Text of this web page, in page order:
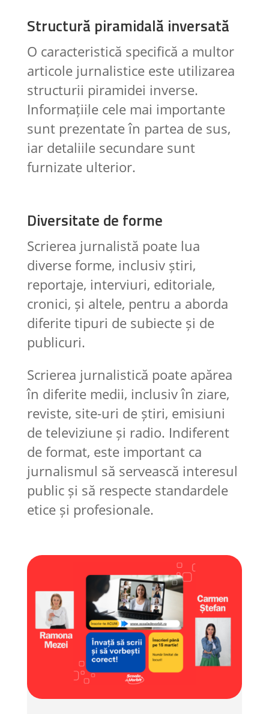
Structură piramidală inversată
O caracteristică specifică a multor
articole jurnalistice este utilizarea
structurii piramidei inverse.
Informațiile cele mai importante
sunt prezentate în partea de sus,
iar detaliile secundare sunt
furnizate ulterior.
Diversitate de forme
Scrierea jurnalistă poate lua
diverse forme, inclusiv știri,
reportaje, interviuri, editoriale,
cronici, și altele, pentru a aborda
diferite tipuri de subiecte și de
publicuri.
Scrierea jurnalistică poate apărea
în diferite medii, inclusiv în ziare,
reviste, site-uri de știri, emisiuni
de televiziune și radio. Indiferent
de format, este important ca
jurnalismul să servească interesul
public și să respecte standardele
etice și profesionale.